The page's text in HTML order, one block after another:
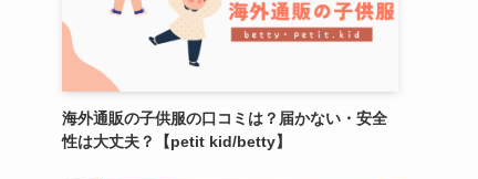
海外通販の子供服の口コミは？届かない・安全
性は大丈夫？【petit kid/betty】